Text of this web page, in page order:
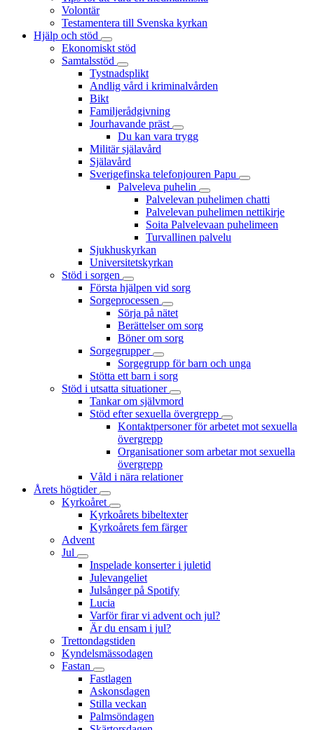
Volontär
Testamentera till Svenska kyrkan
Hjälp och stöd
Ekonomiskt stöd
Samtalsstöd
Tystnadsplikt
Andlig vård i kriminalvården
Bikt
Familjerådgivning
Jourhavande präst
Du kan vara trygg
Militär själavård
Själavård
Sverigefinska telefonjouren Papu
Palveleva puhelin
Palvelevan puhelimen chatti
Palvelevan puhelimen nettikirje
Soita Palvelevaan puhelimeen
Turvallinen palvelu
Sjukhuskyrkan
Universitetskyrkan
Stöd i sorgen
Första hjälpen vid sorg
Sorgeprocessen
Sörja på nätet
Berättelser om sorg
Böner om sorg
Sorgegrupper
Sorgegrupp för barn och unga
Stötta ett barn i sorg
Stöd i utsatta situationer
Tankar om självmord
Stöd efter sexuella övergrepp
Kontaktpersoner för arbetet mot sexuella
övergrepp
Organisationer som arbetar mot sexuella
övergrepp
Våld i nära relationer
Årets högtider
Kyrkoåret
Kyrkoårets bibeltexter
Kyrkoårets fem färger
Advent
Jul
Inspelade konserter i juletid
Julevangeliet
Julsånger på Spotify
Lucia
Varför firar vi advent och jul?
Är du ensam i jul?
Trettondagstiden
Kyndelsmässodagen
Fastan
Fastlagen
Askonsdagen
Stilla veckan
Palmsöndagen